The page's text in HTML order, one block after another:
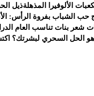
الألوفيرا المذهلةذيل
حب الشباب بفروة الرأس:
شعر بنات تناسب العام
هو الحل السحري لبشرتك؟